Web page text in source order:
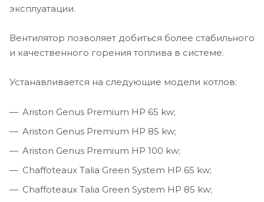
эксплуатации.
Вентилятор позволяет добиться более стабильного
и качественного горения топлива в системе.
Устанавливается на следующие модели котлов:
Ariston Genus Premium HP 65 kw;
Ariston Genus Premium HP 85 kw;
Ariston Genus Premium HP 100 kw;
Chaffoteaux Talia Green System HP 65 kw;
Chaffoteaux Talia Green System HP 85 kw;